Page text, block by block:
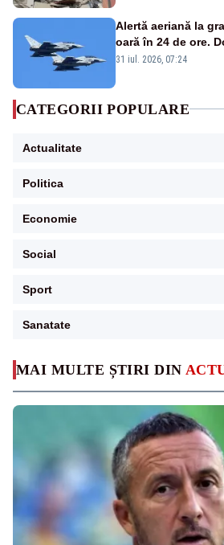
MAI MULTE ȘTIRI DIN
Alertă aeriană la
oară în 24 de ore.
Eurofighter
31 iul. 2026, 07:24
CATEGORII POPULARE
Actualitate
Politica
Economie
Social
Sport
Sanatate